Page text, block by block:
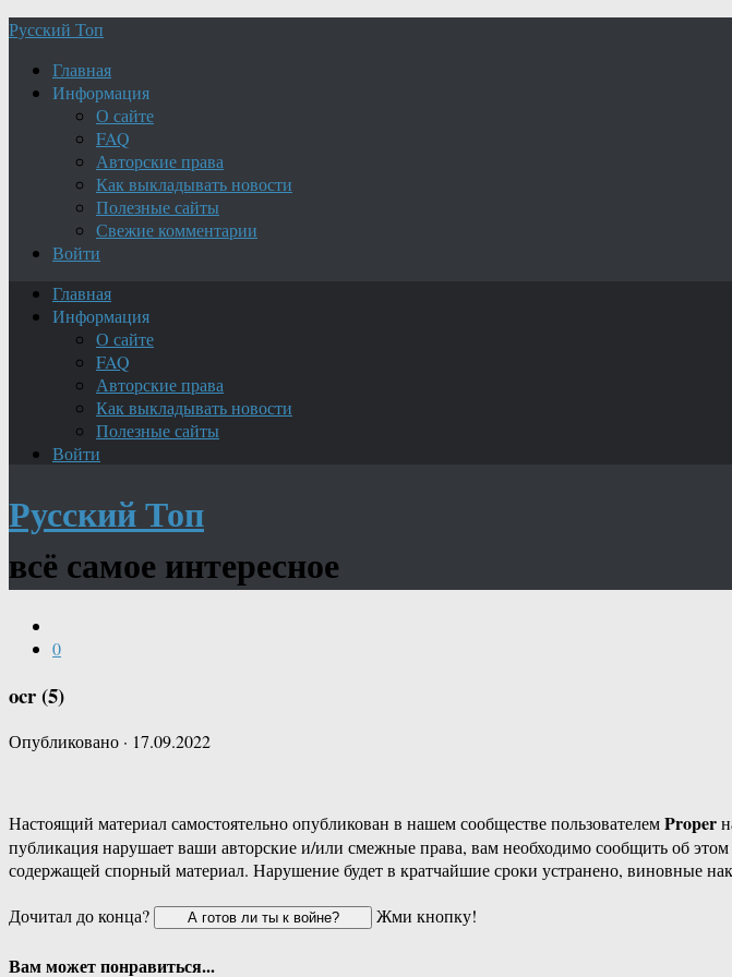
Русский Топ
Главная
Информация
О сайте
FAQ
Авторские права
Как выкладывать новости
Полезные сайты
Свежие комментарии
Войти
Главная
Информация
О сайте
FAQ
Авторские права
Как выкладывать новости
Полезные сайты
Войти
Русский Топ
всё самое интересное
0
ocr (5)
Опубликовано · 17.09.2022
Настоящий материал самостоятельно опубликован в нашем сообществе пользователемProper
публикация нарушает ваши авторские и/или смежные права, вам необходимо сообщить об
содержащей спорный материал. Нарушение будет в кратчайшие сроки устранено, виновные
Дочитал до конца?
Жми кнопку!
Вам может понравиться...